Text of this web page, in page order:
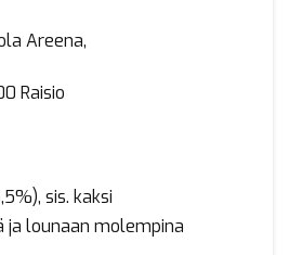
Areena,
Raisio
sis. kaksi
ja lounaan molempina